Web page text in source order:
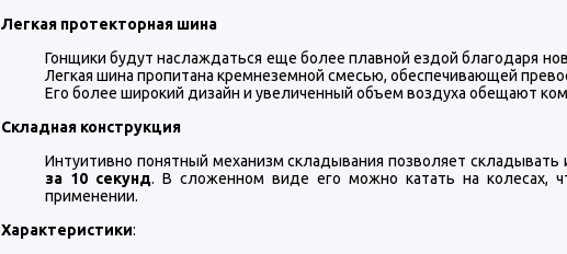
Легкая протекторная шина
Гонщики будут наслаждаться еще более плавной ездой благодаря
Легкая шина пропитана кремнеземной смесью, обеспечивающей
Его более широкий дизайн и увеличенный объем воздуха обещают
Складная конструкция
Интуитивно понятный механизм складывания позволяет складывать
за 10 секунд. В сложенном виде его можно катать на колесах,
применении.
Характеристики: